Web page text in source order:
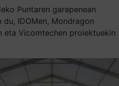
Puntaren garapenean
IDOMen, Mondragon
eta Vicomtechen proiektuekin